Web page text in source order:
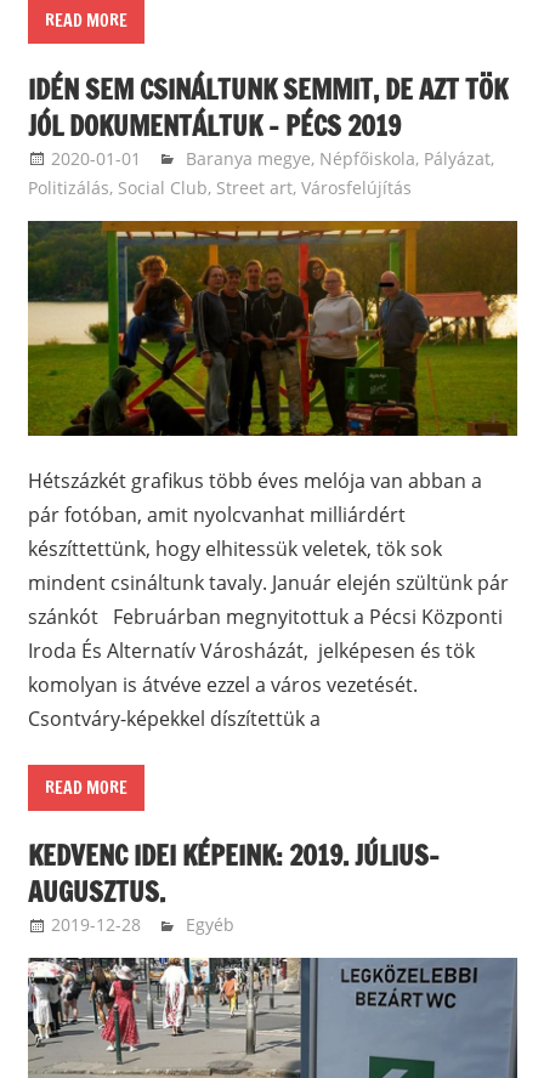
READ MORE
IDÉN SEM CSINÁLTUNK SEMMIT, DE AZT TÖK
JÓL DOKUMENTÁLTUK – PÉCS 2019
2020-01-01 ketfarkukutya
Baranya megye, Népfőiskola, Pályázat,
Politizálás, Social Club, Street art, Városfelújítás
Hétszázkét grafikus több éves melója van abban a
pár fotóban, amit nyolcvanhat milliárdért
készíttettünk, hogy elhitessük veletek, tök sok
mindent csináltunk tavaly. Január elején szültünk pár
szánkót Februárban megnyitottuk a Pécsi Központi
Iroda És Alternatív Városházát, jelképesen és tök
komolyan is átvéve ezzel a város vezetését.
Csontváry-képekkel díszítettük a
READ MORE
KEDVENC IDEI KÉPEINK: 2019. JÚLIUS-
AUGUSZTUS.
2019-12-28 ketfarkukutya
Egyéb